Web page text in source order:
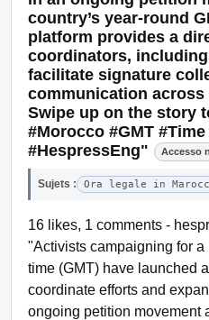
country’s year-round
platform provides a
coordinators,
facilitate signature
communication
Swipe up on the story
#Morocco #GMT #Time
#HespressEng"
Accesso
Sujets : Ora legale in
16 likes, 1 comments -
"Activists campaigning for a
time (GMT) have launched
coordinate efforts and
ongoing petition movement